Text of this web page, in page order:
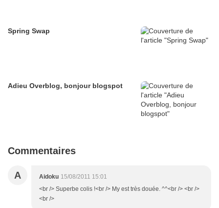
Spring Swap
Adieu Overblog, bonjour blogspot
Commentaires
A Aidoku 15/08/2011 15:01
<br /> Superbe colis !<br /> My est très douée. ^^<br /> <br />
<br />